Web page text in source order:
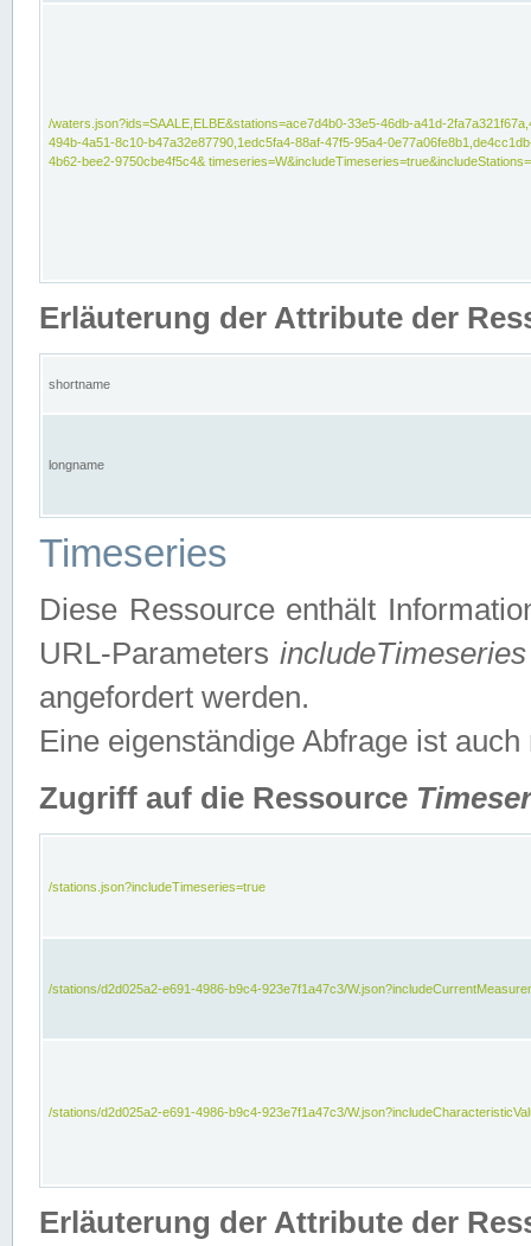
/waters.json?ids=SAALE,ELBE&stations=ace7d4b0-33e5-46db-a41d-
494b-4a51-8c10-b47a32e87790,1edc5fa4-88af-47f5-95a4-
4b62-bee2-9750cbe4f5c4&
Erläuterung der Attribute der
shortname
longname
Timeseries
Diese Ressource enthält
URL-ParametersincludeTimeseries
angefordert werden.
Eine eigenständige Abfrage ist auch
Zugriff auf die Ressource
/stations.json?includeTimeseries=true
/stations/d2d025a2-e691-4986-b9c4-923e7f1a47c3/
/stations/d2d025a2-e691-4986-b9c4-923e7f1a47c3/
Erläuterung der Attribute der